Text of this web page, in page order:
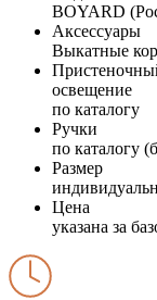
BOYARD
Аксессуары
Выкатные
освещение
по каталогу
Ручки
по каталогу
Размер
Цена
указана за